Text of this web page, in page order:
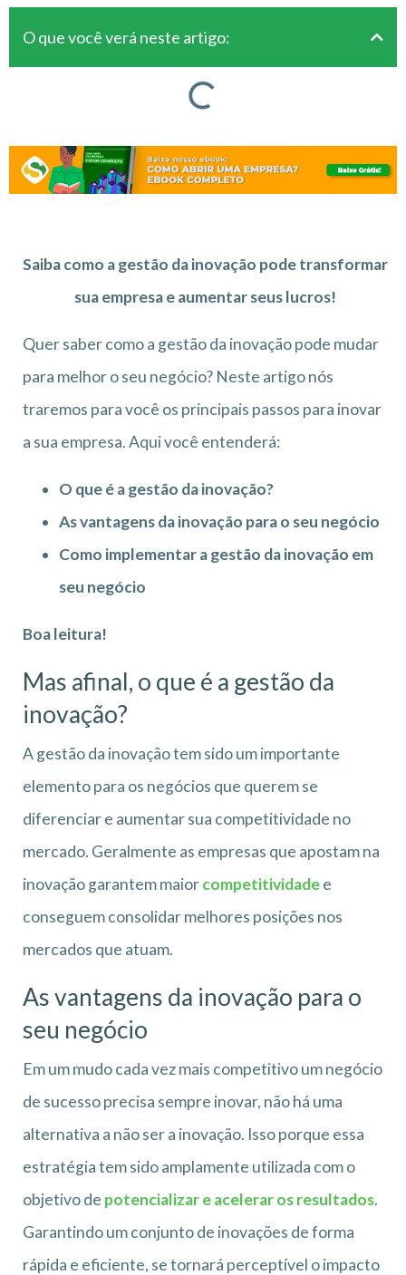
O que você verá neste artigo:
Saiba como a gestão da inovação pode transformar
sua empresa e aumentar seus lucros!
Quer saber como a gestão da inovação pode mudar
para melhor o seu negócio? Neste artigo nós
traremos para você os principais passos para inovar
a sua empresa. Aqui você entenderá:
O que é a gestão da inovação?
As vantagens da inovação para o seu negócio
Como implementar a gestão da inovação em
seu negócio
Boa leitura!
Mas afinal, o que é a gestão da
inovação?
A gestão da inovação tem sido um importante
elemento para os negócios que querem se
diferenciar e aumentar sua competitividade no
mercado. Geralmente as empresas que apostam na
inovação garantem maiorcompetitividadee
conseguem consolidar melhores posições nos
mercados que atuam.
As vantagens da inovação para o
seu negócio
Em um mudo cada vez mais competitivo um negócio
de sucesso precisa sempre inovar, não há uma
alternativa a não ser a inovação. Isso porque essa
estratégia tem sido amplamente utilizada com o
objetivo de potencializar e acelerar os resultados.
Garantindo um conjunto de inovações de forma
rápida e eficiente, se tornará perceptível o impacto